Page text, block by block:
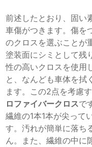
前述したとおり、固い
車傷がつきます。傷を
のクロスを選ぶことが
塗装面にシミとして残
性の高いクロスを使用
と、なんども車体を拭
ます。この2点を考慮
ロファイバークロスで
繊維の1本1本が尖って
す。汚れが簡単に落ち
ん。また、繊維の中に